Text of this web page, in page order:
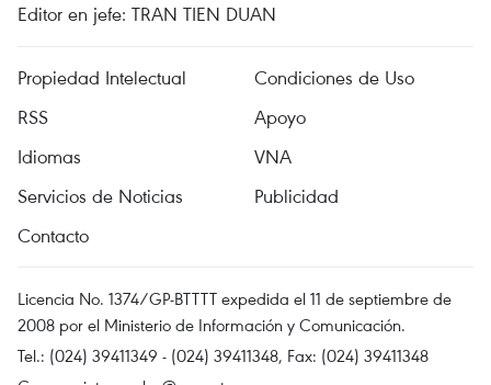
Editor en jefe: TRAN TIEN DUAN
Propiedad Intelectual
Condiciones de Uso
RSS
Apoyo
Idiomas
VNA
Servicios de Noticias
Publicidad
Contacto
Licencia No. 1374/GP-BTTTT expedida el 11 de septiembre de
2008 por el Ministerio de Información y Comunicación.
Tel.: (024) 39411349 - (024) 39411348, Fax: (024) 39411348